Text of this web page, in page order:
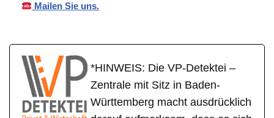
Mailen Sie uns.
*HINWEIS: Die VP-Detektei –
Zentrale mit Sitz in Baden-
Württemberg macht ausdrücklich